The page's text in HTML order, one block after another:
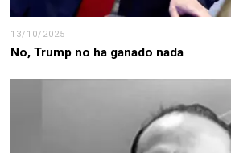
13/10/2025
No, Trump no ha ganado nada